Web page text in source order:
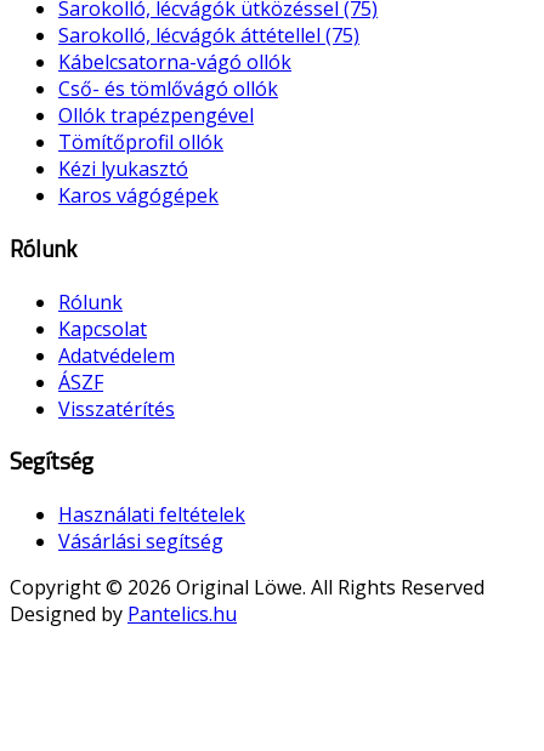
Sarokolló, lécvágók ütközéssel (75)
Sarokolló, lécvágók áttétellel (75)
Kábelcsatorna-vágó ollók
Cső- és tömlővágó ollók
Ollók trapézpengével
Tömítőprofil ollók
Kézi lyukasztó
Karos vágógépek
Rólunk
Rólunk
Kapcsolat
Adatvédelem
ÁSZF
Visszatérítés
Segítség
Használati feltételek
Vásárlási segítség
Copyright © 2026 Original Löwe. All Rights Reserved
Designed by Pantelics.hu